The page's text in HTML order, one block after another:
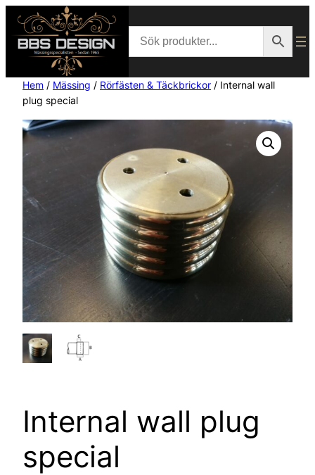
Hem / Mässing / Rörfästen & Täckbrickor / Internal wall
plug special
Internal wall plug
special